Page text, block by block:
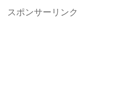
スポンサーリンク